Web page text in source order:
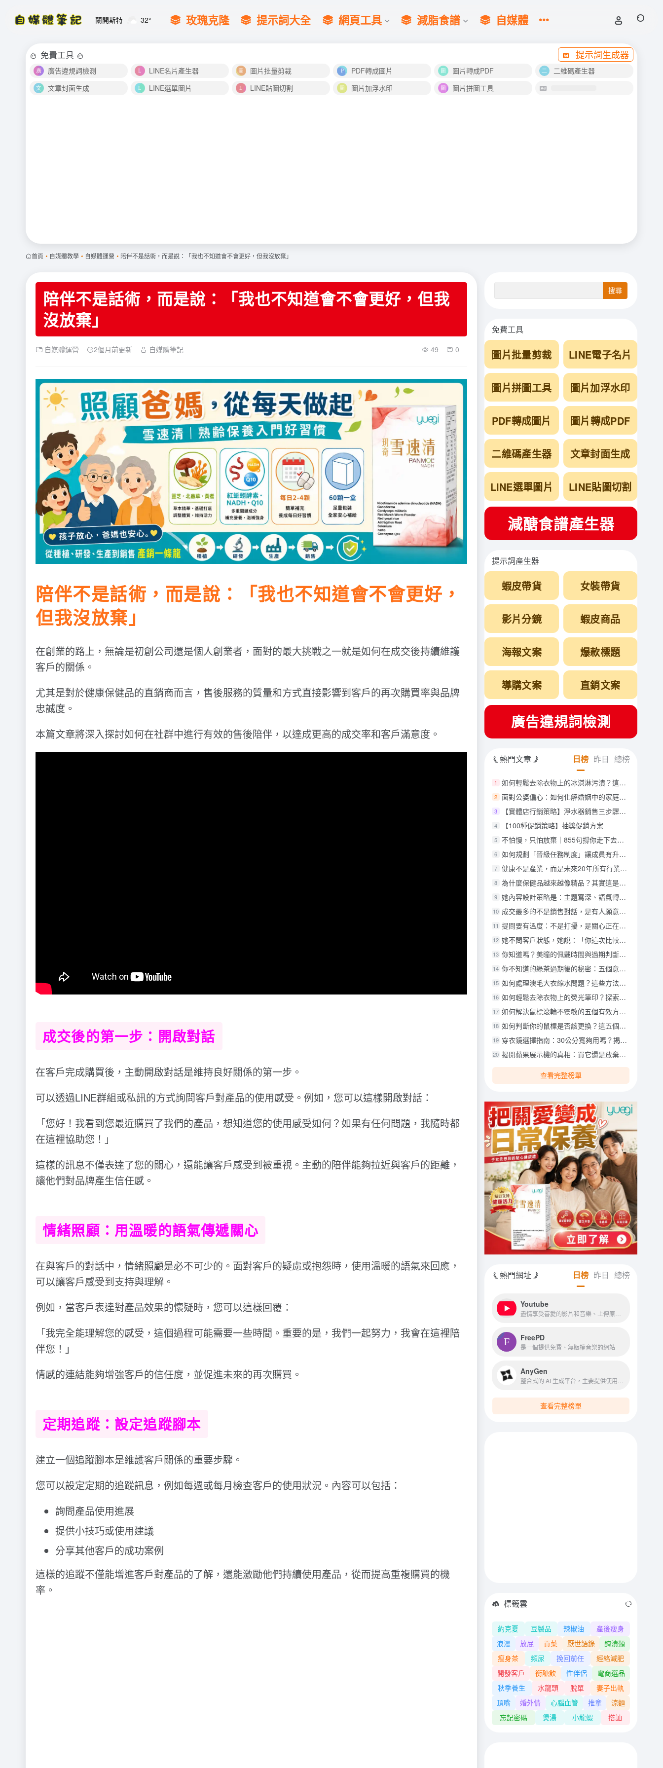
蘭開斯特 32° 玫瑰克隆 提示詞大全 網頁工具 減脂食譜 自媒體
免費工具 提示詞生成器
廣告違規詞檢測 LINE名片產生器 圖片批量剪裁 PDF轉成圖片 圖片轉成PDF
二維碼產生器
文章封面生成
LINE選單圖片 LINE貼圖切割 圖片加浮水印 圖片拼圖工具
首頁 • 自媒體教學 • 自媒體運營 • 陪伴不是話術，而是說：「我也不知道會不會更好，但我沒放棄」
陪伴不是話術，而是說：「我也不知道會不會更好，但我
沒放棄」
自媒體運營 2個月前更新 自媒體筆記 49 0
陪伴不是話術，而是說：「我也不知道會不會更好，
但我沒放棄」
在創業的路上，無論是初創公司還是個人創業者，面對的最大挑戰之一就是如何在成交後持續維護
客戶的關係。
尤其是對於健康保健品的直銷商而言，售後服務的質量和方式直接影響到客戶的再次購買率與品牌
忠誠度。
本篇文章將深入探討如何在社群中進行有效的售後陪伴，以達成更高的成交率和客戶滿意度。
成交後的第一步：開啟對話
在客戶完成購買後，主動開啟對話是維持良好關係的第一步。
可以透過LINE群組或私訊的方式詢問客戶對產品的使用感受。例如，您可以這樣開啟對話：
「您好！我看到您最近購買了我們的產品，想知道您的使用感受如何？如果有任何問題，我隨時都
在這裡協助您！」
這樣的訊息不僅表達了您的關心，還能讓客戶感受到被重視。主動的陪伴能夠拉近與客戶的距離，
讓他們對品牌產生信任感。
情緒照顧：用溫暖的語氣傳遞關心
在與客戶的對話中，情緒照顧是必不可少的。面對客戶的疑慮或抱怨時，使用溫暖的語氣來回應，
可以讓客戶感受到支持與理解。
例如，當客戶表達對產品效果的懷疑時，您可以這樣回覆：
「我完全能理解您的感受，這個過程可能需要一些時間。重要的是，我們一起努力，我會在這裡陪
伴您！」
情感的連結能夠增強客戶的信任度，並促進未來的再次購買。
定期追蹤：設定追蹤腳本
建立一個追蹤腳本是維護客戶關係的重要步驟。
您可以設定定期的追蹤訊息，例如每週或每月檢查客戶的使用狀況。內容可以包括：
詢問產品使用進展
提供小技巧或使用建議
分享其他客戶的成功案例
這樣的追蹤不僅能增進客戶對產品的了解，還能激勵他們持續使用產品，從而提高重複購買的機
率。
免費工具
圖片批量剪裁 LINE電子名片
圖片拼圖工具 圖片加浮水印
PDF轉成圖片 圖片轉成PDF
二維碼產生器 文章封面生成
LINE選單圖片 LINE貼圖切割
減醣食譜產生器
提示詞產生器
蝦皮帶貨 女裝帶貨
影片分鏡 蝦皮商品
海報文案 爆款標題
導購文案 直銷文案
廣告違規詞檢測
熱門文章 日榜 昨日 總榜
1 如何輕鬆去除衣物上的冰淇淋污漬？這五個妙招讓你驚嘆不已！
2 面對公婆偏心：如何化解婚姻中的家庭矛盾？
3 【實體店行銷策略】淨水器銷售三步驟，讓營業額迅速翻倍
4 【100種促銷策略】抽獎促銷方案
5 不怕慢，只怕放棄｜855句撐你走下去的勵志語錄
6 如何規劃「晉級任務制度」讓成員有升級感與挑戰感？
7 健康不是產業，而是未來20年所有行業的共同核心
8 為什麼保健品越來越像精品？其實這是消費者主動升級
9 她內容設計策略是：主題寫深、語氣轉柔、格式切換
10 成交最多的不是銷售對話，是有人願意幫我說那段故事
11 提問要有溫度：不是打擾，是關心正在卡關的他
12 她不問客戶狀態，她說：「你這次比較像在相信你自己」
13 你知道嗎？美瞳的佩戴時間與過期判斷的五個關鍵！
14 你不知道的綠茶過期後的秘密：五個意想不到的用途
15 如何處理澳毛大衣縮水問題？這些方法你一定要知道！
16 如何輕鬆去除衣物上的熒光筆印？探索五種有效方法！
17 如何解決鼠標滾輪不靈敏的五個有效方法，你絕對想不到的驚喜！
18 如何判斷你的鼠標是否該更換？這五個信號將告訴你答案！
19 穿衣鏡選擇指南：30公分寬夠用嗎？揭開你的穿搭秘密！
20 揭開蘋果展示機的真相：買它還是放棄？你絕對想不到的五大考量！
查看完整榜單
熱門網址 日榜 昨日 總榜
Youtube
FreePD
是一個提供免費、無版權音樂的網站
AnyGen
查看完整榜單
標籤雲
約克夏 豆製品 辣椒油
產後瘦身
浪漫
放屁 貢菜 厭世語錄
醃漬類
瘦身茶
頻尿 挽回前任
經絡減肥
開發客戶
衡醣飲 性伴侶
電商選品
秋季養生
水龍頭 脫單
妻子出軌
頂嘴
婚外情 心腦血管 推拿
涼麵
忘記密碼
煲湯 小龍蝦 搭訕